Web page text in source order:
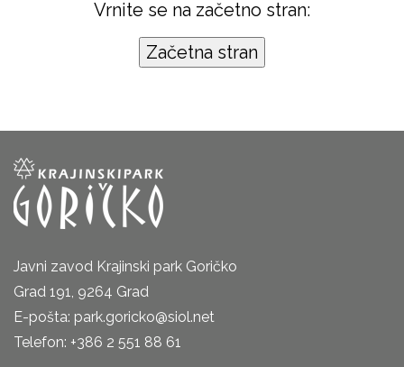
Vrnite se na začetno stran:
Javni zavod Krajinski park Goričko
Grad 191, 9264 Grad
E-pošta: park.goricko@siol.net
Telefon: +386 2 551 88 61